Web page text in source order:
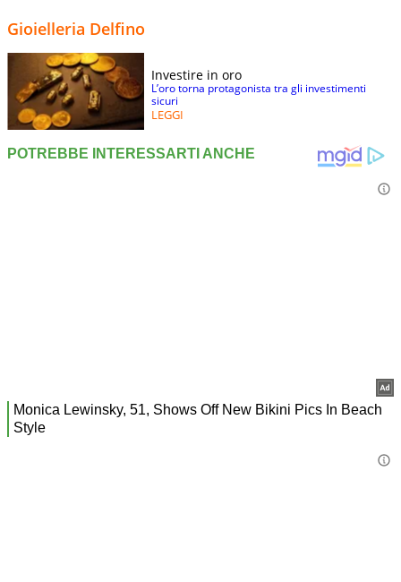
Gioielleria Delfino
Investire in oro
L’oro torna protagonista tra gli investimenti
sicuri
LEGGI